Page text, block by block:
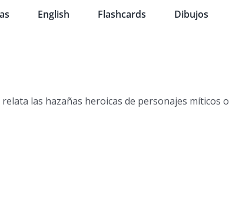
English Flashcards Dibujos
las hazañas heroicas de personajes míticos o